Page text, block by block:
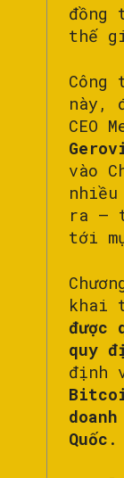
đồng
thế
này,
CEO
vào
ra —
tới
khai
được
quy
định
Quốc .